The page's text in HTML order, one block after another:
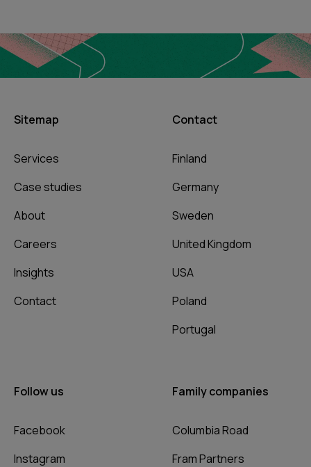
Sitemap
Services
Case studies
About
Careers
Insights
Contact
Contact
Finland
Germany
Sweden
United Kingdom
USA
Poland
Portugal
Follow us
Facebook
Instagram
Family companies
Columbia Road
Fram Partners